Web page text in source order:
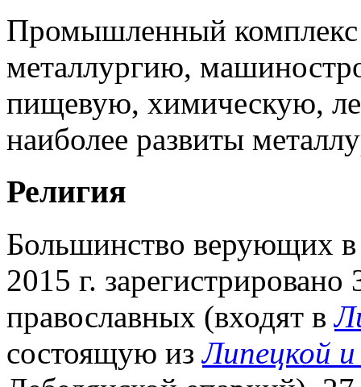
Промышленный
металлургию,
пищевую, химическую,
наиболее развиты
Религия
Большинство верующих
2015 г.
православных (входят в
состоящую изЛипецкой